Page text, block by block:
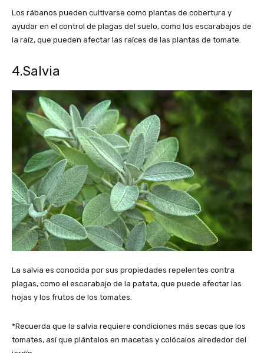
Los rábanos pueden cultivarse como plantas de cobertura y
ayudar en el control de plagas del suelo, como los escarabajos de
la raíz, que pueden afectar las raíces de las plantas de tomate.
4.Salvia
La salvia es conocida por sus propiedades repelentes contra
plagas, como el escarabajo de la patata, que puede afectar las
hojas y los frutos de los tomates.
*Recuerda que la salvia requiere condiciones más secas que los
tomates, así que plántalos en macetas y colócalos alrededor del